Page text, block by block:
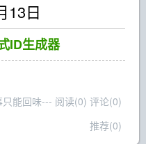
13日
ID生成器
能回味--- 阅读(0) 评论(0)
推荐(0)